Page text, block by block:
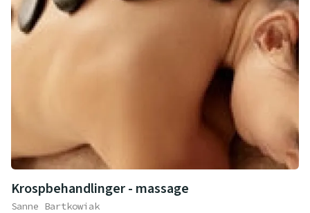
Krospbehandlinger - massage
Sanne Bartkowiak